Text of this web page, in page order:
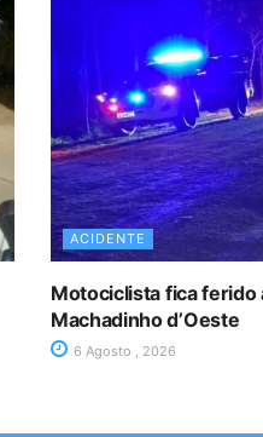
ACIDENTE
Motociclista fica ferido
Machadinho d’Oeste
6 Agosto , 2026